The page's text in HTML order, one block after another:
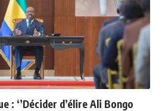
: ‘’Décider d’élire Ali Bongo